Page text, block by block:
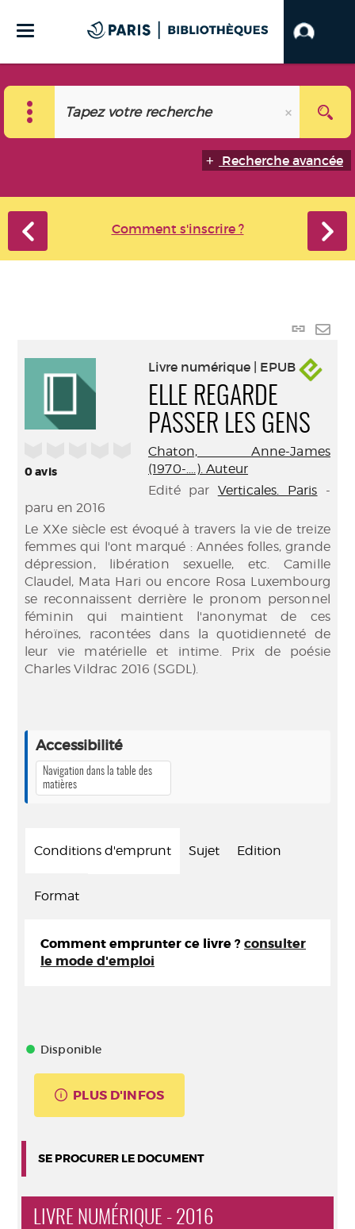
Recherche avancée
Comment s'inscrire ?
Lien
0avis
Livre numérique | EPUB
ELLE REGARDE
PASSER LES GENS
Chaton, Anne-James
(1970-....). Auteur
Edité par Verticales. Paris -
paru en 2016
Le XXe siècle est évoqué à travers la vie de treize
femmes qui l'ont marqué : Années folles, grande
dépression, libération sexuelle, etc. Camille
Claudel, Mata Hari ou encore Rosa Luxembourg
se reconnaissent derrière le pronom personnel
féminin qui maintient l'anonymat de ces
héroïnes, racontées dans la quotidienneté de
leur vie matérielle et intime. Prix de poésie
Charles Vildrac 2016 (SGDL).
Accessibilité
Navigation dans la table des
matières
Conditions d'emprunt Sujet Edition
Format
Comment emprunter ce livre ? consulter
le mode d'emploi
Disponible
PLUS D'INFOS
SE PROCURER LE DOCUMENT
LIVRE NUMÉRIQUE - 2016